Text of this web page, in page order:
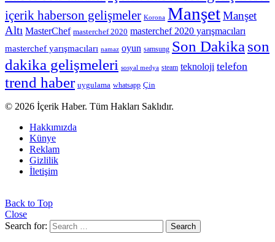
içerik haberson gelişmeler Korona ManşetManşet
Altı MasterChef masterchef 2020 masterchef 2020 yarışmacıları
masterchef yarışmacıları namaz oyun samsung Son Dakikason
dakika gelişmeleri sosyal medya steam teknoloji telefon
trend haber uygulama whatsapp Çin
© 2026 İçerik Haber. Tüm Hakları Saklıdır.
Hakkımızda
Künye
Reklam
Gizlilik
İletişim
Back to Top
Close
Search for:
Search